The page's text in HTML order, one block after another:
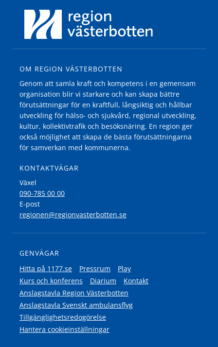
OM REGION VÄSTERBOTTEN
Genom att samla kraft och kompetens i en gemensam
organisation blir vi starkare och kan skapa bättre
förutsättningar för en kraftfull, långsiktig och hållbar
utveckling för hälso- och sjukvård, regional utveckling,
kultur, kollektivtrafik och besöksnäring. En region ger
också möjlighet att skapa de bästa förutsättningarna
för samverkan med kommunerna.
KONTAKTVÄGAR
Växel
090-785 00 00
E-post
regionen@regionvasterbotten.se
GENVÄGAR
Hitta på 1177.se
Pressrum
Play
Kurs och konferens
Diarium
Kontakt
Anslagstavla Region Västerbotten
Anslagstavla Svenskt ambulansflyg
Tillgänglighetsredogörelse
Hantera cookieinställningar